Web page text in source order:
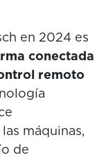
en 2024 es
conectada
remoto
máquinas,
de